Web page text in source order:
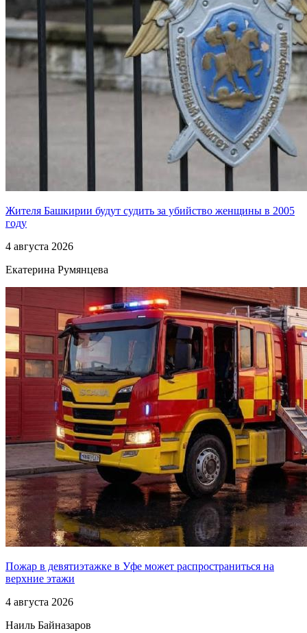
Жителя Башкирии будут судить за убийство женщины в 2005
году
4 августа 2026
Екатерина Румянцева
Пожар в девятиэтажке в Уфе может распространиться на
верхние этажи
4 августа 2026
Наиль Байназаров